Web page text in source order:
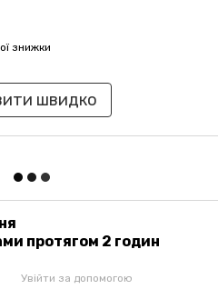
знижки
швидко
протягом 2 годин
Увійти за допомогою